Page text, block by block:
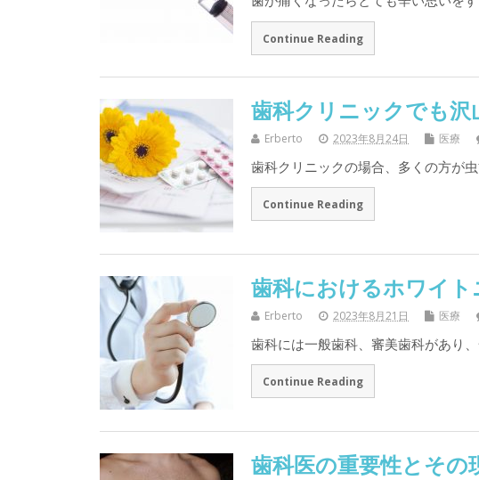
Continue Reading
歯科クリニックでも
Erberto 2023年8月24日 医療
歯科クリニックの場合、多くの方が
Continue Reading
歯科におけるホワイ
Erberto 2023年8月21日 医療
歯科には一般歯科、審美歯科があり
Continue Reading
歯科医の重要性とその